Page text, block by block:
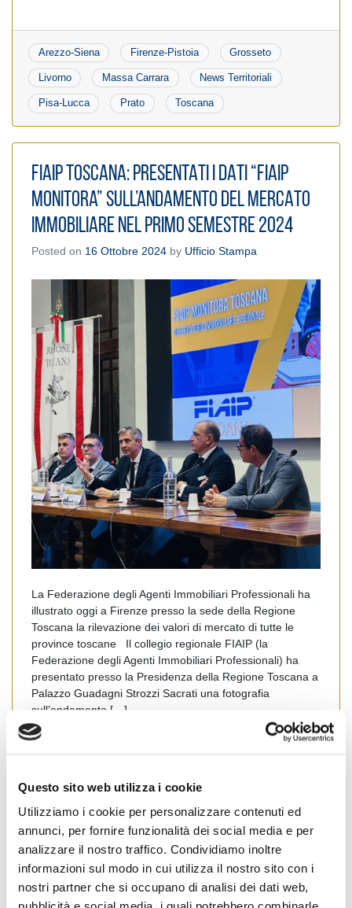
Questo sito web utilizza i cookie
Utilizziamo i cookie per personalizzare contenuti ed
annunci, per fornire funzionalità dei social media e per
analizzare il nostro traffico. Condividiamo inoltre
informazioni sul modo in cui utilizza il nostro sito con i
nostri partner che si occupano di analisi dei dati web,
Arezzo-Siena Firenze-Pistoia Grosseto
Livorno Massa Carrara News Territoriali
Pisa-Lucca Prato Toscana
FIAIP TOSCANA: PRESENTATI I DATI “FIAIP
MONITORA” SULL’ANDAMENTO DEL MERCATO
IMMOBILIARE NEL PRIMO SEMESTRE 2024
Posted on 16 Ottobre 2024 by Ufficio Stampa
La Federazione degli Agenti Immobiliari Professionali ha
illustrato oggi a Firenze presso la sede della Regione
Toscana la rilevazione dei valori di mercato di tutte le
province toscane Il collegio regionale FIAIP (la
Federazione degli Agenti Immobiliari Professionali) ha
presentato presso la Presidenza della Regione Toscana a
Palazzo Guadagni Strozzi Sacrati una fotografia
sull’andamento […]
Leggi tutto
Arezzo-Siena Firenze-Pistoia Grosseto
Livorno Massa Carrara News Territoriali
#fiaip monitora #Firenze #immobiliare